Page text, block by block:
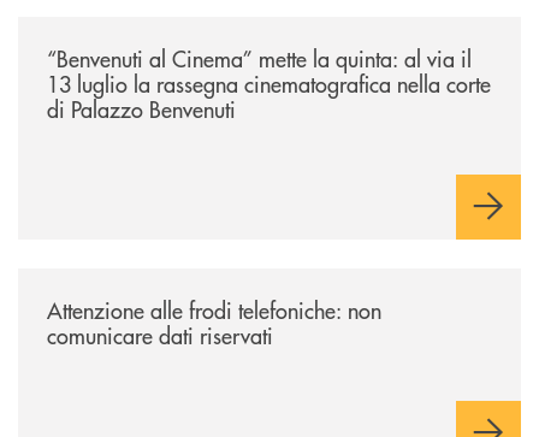
“Benvenuti al Cinema” mette la quinta: al via il
13 luglio la rassegna cinematografica nella corte
di Palazzo Benvenuti
Attenzione alle frodi telefoniche: non
comunicare dati riservati